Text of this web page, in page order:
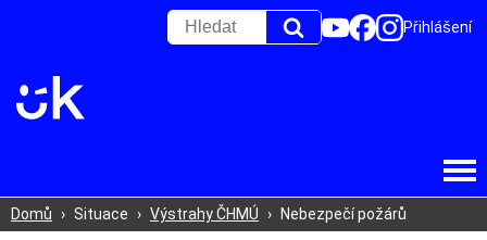
Přihlášení
Domů › Situace › Výstrahy ČHMÚ › Nebezpečí požárů